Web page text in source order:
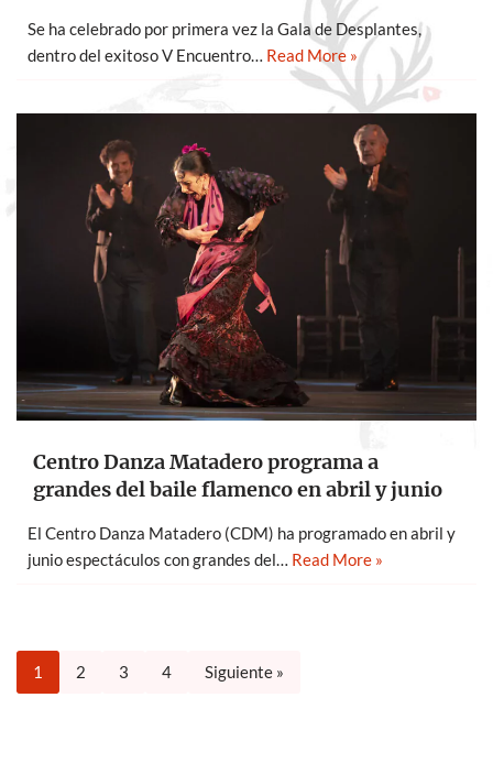
Se ha celebrado por primera vez la Gala de Desplantes,
dentro del exitoso V Encuentro… Read More »
Centro Danza Matadero programa a
grandes del baile flamenco en abril y junio
El Centro Danza Matadero (CDM) ha programado en abril y
junio espectáculos con grandes del… Read More »
1 2 3 4 Siguiente »